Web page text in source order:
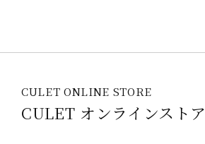
CULET ONLINE STORE
CULET オンラインストア